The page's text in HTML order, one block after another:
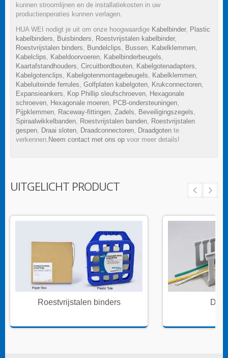
kunnen stroomlijnen en de installatiekosten in uw
productieoperaties kunnen verlagen.
HUA WEI nodigt je uit om onze hoogwaardige Kabelbinder, Plastic
kabelbinders
Buisbinders Roestvrijstalen kabelbinder,
Roestvrijstalen binders
Bundelclips Bussen Kabelklemmen
Kabelclips
Kabeldoorvoeren Kabelbinderbeugels
Kaartafstandhouders Circuitbordbouten Kabelgotenadapters
Kabelgotenclips
Kabelgotenmontagebeugels Kabelklemmen
Kabeluiteinde ferrules Golfplaten kabelgoten Krukconnectoren
Expansieankers
Kop Phillip sleufschroeven
Hexagonale
schroeven
Hexagonale moeren PCB-ondersteuningen
Pijpklemmen
Raceway-fittingen Zadels Beveiligingszegels
Spiraalwikkelbanden
Roestvrijstalen banden
Roestvrijstalen
gespen
Draai sloten Draadconnectoren Draadgoten te
verkennen. Neem contact met ons op voor meer details!
UITGELICHT PRODUCT
Roestvrijstalen binders